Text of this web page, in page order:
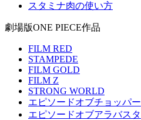
スタミナ肉の使い方
劇場版ONE PIECE作品
FILM RED
STAMPEDE
FILM GOLD
FILM Z
STRONG WORLD
エピソードオブチョッパー
エピソードオブアラバスタ